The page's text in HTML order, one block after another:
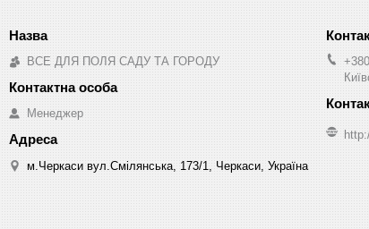
ВСЕ ДЛЯ ПОЛЯ САДУ ТА ГОРОДУ
Менеджер
м.Черкаси вул.Смілянська, 173/1, Черкаси, Україна